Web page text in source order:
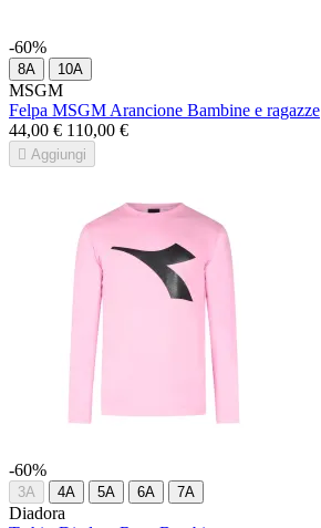
-60%
8A 10A
MSGM
Felpa MSGM Arancione Bambine e ragazze
44,00 € 110,00 €
 Aggiungi
-60%
3A 4A 5A 6A 7A
Diadora